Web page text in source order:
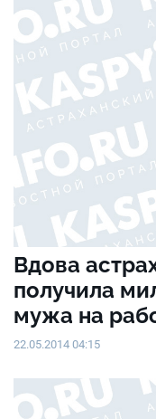
Вдова
получила
мужа на
22.05.2014 04:15